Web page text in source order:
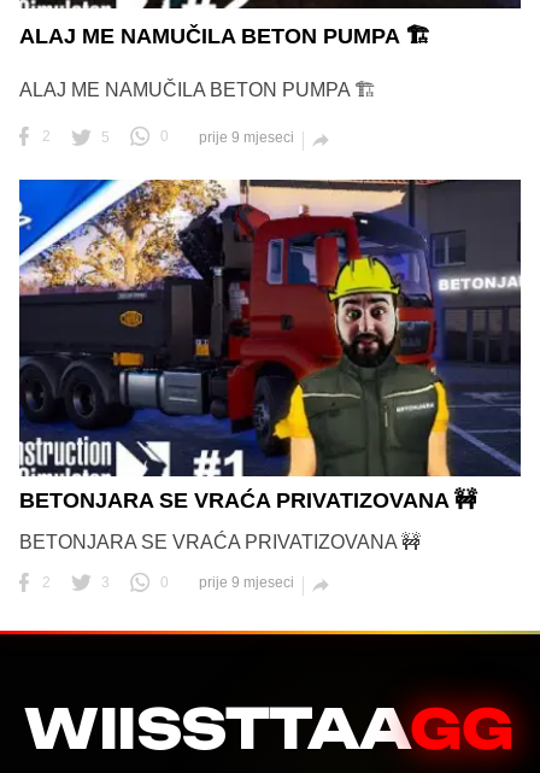
ALAJ ME NAMUČILA BETON PUMPA 🏗️
ALAJ ME NAMUČILA BETON PUMPA 🏗️
2 5 0 prije 9 mjeseci 
BETONJARA SE VRAĆA PRIVATIZOVANA 🚧
BETONJARA SE VRAĆA PRIVATIZOVANA 🚧
2 3 0 prije 9 mjeseci 
WIISSTTAAGG